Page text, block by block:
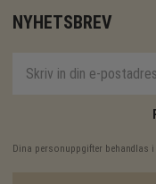
NYHETSBREV
Dina personuppgifter behandlas i